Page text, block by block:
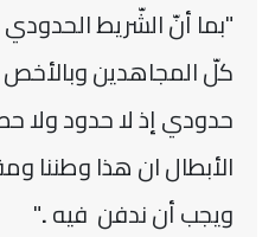
"بما أنّ الشّريط
كلّ المجاهدين
حدودي إذ لا حدود ولا
الأبطال ان هذا وطننا
ويجب أن ندفن فيه .."